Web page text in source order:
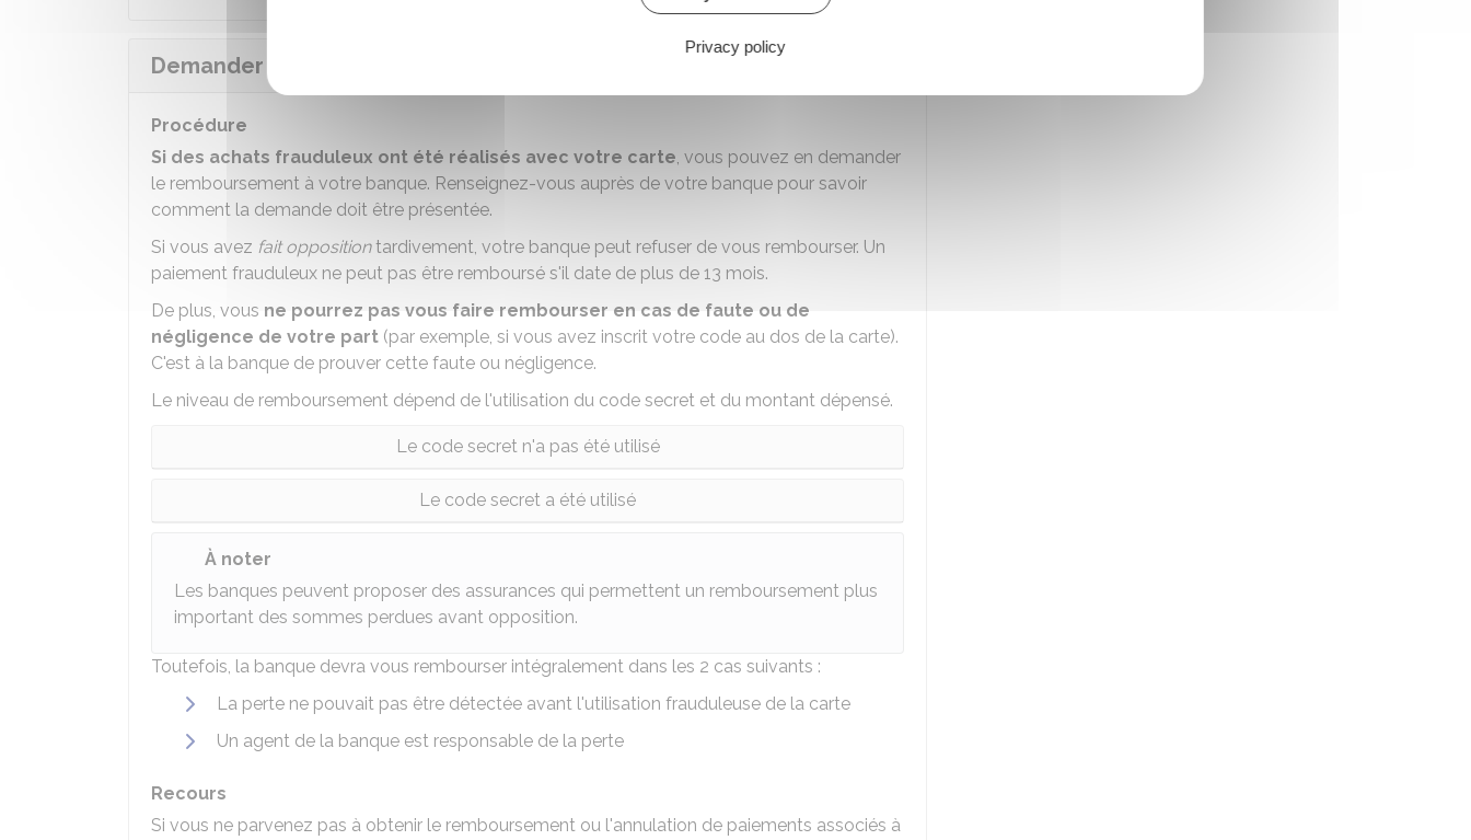
Demander le remboursement
Procédure
Si des achats frauduleux ont été réalisés avec votre carte, vous pouvez en demander
le remboursement à votre banque. Renseignez-vous auprès de votre banque pour savoir
comment la demande doit être présentée.
Si vous avez fait oppositiontardivement, votre banque peut refuser de vous rembourser. Un
paiement frauduleux ne peut pas être remboursé s'il date de plus de 13 mois.
De plus, vous ne pourrez pas vous faire rembourser en cas de faute ou de
négligence de votre part (par exemple, si vous avez inscrit votre code au dos de la carte).
C'est à la banque de prouver cette faute ou négligence.
Le niveau de remboursement dépend de l'utilisation du code secret et du montant dépensé.
Le code secret n'a pas été utilisé
Le code secret a été utilisé
À noter
Les banques peuvent proposer des assurances qui permettent un remboursement plus
important des sommes perdues avant opposition.
Toutefois, la banque devra vous rembourser intégralement dans les 2 cas suivants :
La perte ne pouvait pas être détectée avant l'utilisation frauduleuse de la carte
Un agent de la banque est responsable de la perte
Recours
Si vous ne parvenez pas à obtenir le remboursement ou l'annulation de paiements associés à
Privacy policy